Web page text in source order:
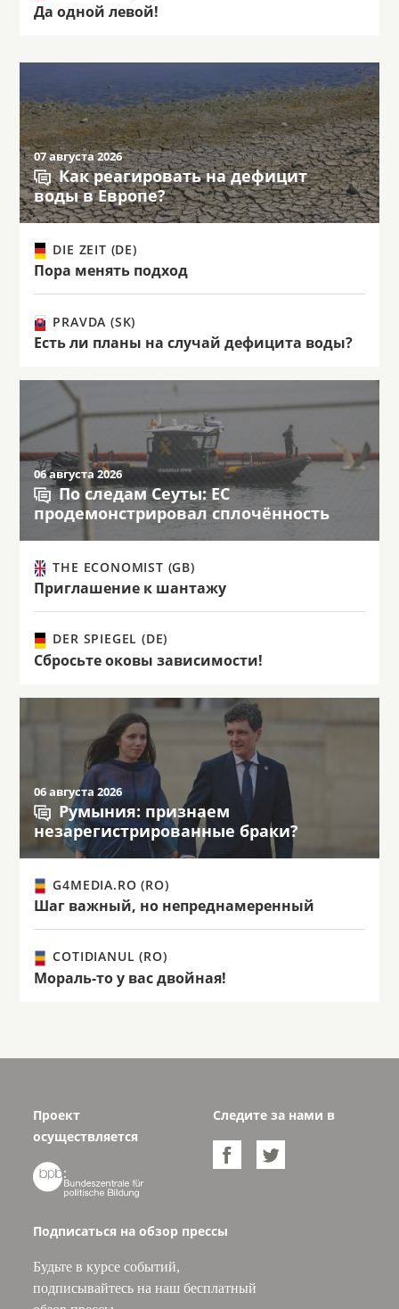
Да одной левой!
07 августа 2026
Как реагировать на дефицит
воды в Европе?
DIE ZEIT (DE)
Пора менять подход
PRAVDA (SK)
Есть ли планы на случай дефицита воды?
06 августа 2026
По следам Сеуты: ЕС
продемонстрировал сплочённость
THE ECONOMIST (GB)
Приглашение к шантажу
DER SPIEGEL (DE)
Сбросьте оковы зависимости!
06 августа 2026
Румыния: признаем
незарегистрированные браки?
G4MEDIA.RO (RO)
Шаг важный, но непреднамеренный
COTIDIANUL (RO)
Мораль-то у вас двойная!
Проект
осуществляется

Следите за нами в
 
Подписаться на обзор прессы
Будьте в курсе событий,
подписывайтесь на наш бесплатный